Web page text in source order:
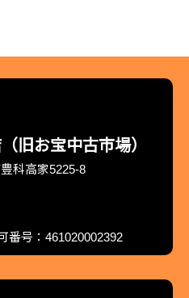
旧お宝中古市場）
科高家5225-8
号：461020002392